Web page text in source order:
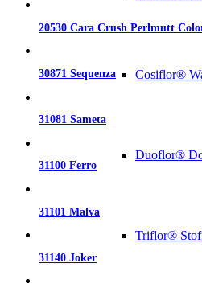
Cosiflor®
Duoflor®
Triflor®
20530 Cara Crush Perlmutt
30871 Sequenza
31081 Sameta
31100 Ferro
31101 Malva
31140 Joker